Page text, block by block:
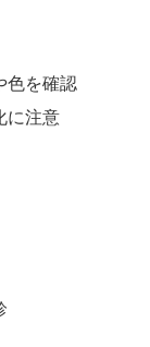
色を確認
に注意